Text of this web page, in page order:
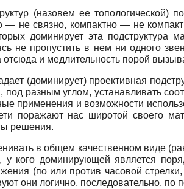
(назовем ее топологической)
— не связно, компактно — не
доминирует эта подструктура
не пропустить в нем ни одного
отсюда и медлительность порой
(доминирует) проективная
под разным углом, устанавливать
применения и возможности
поражают нас широтой своего
решения.
в общем качественном
у кого доминирующей является
(по или против часовой
они логично, последовательно,